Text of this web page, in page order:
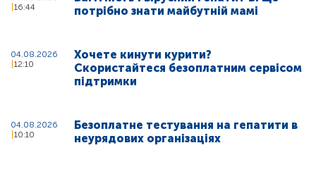
16:44
потрібно знати майбутній мамі
04.08.2026
12:10
Хочете кинути курити?
Скористайтеся безоплатним сервісом
підтримки
04.08.2026
10:10
Безоплатне тестування на гепатити в
неурядових організаціях